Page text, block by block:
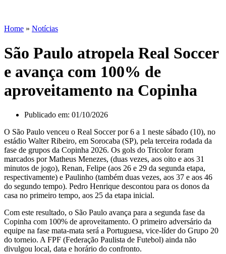
Home » Notícias
São Paulo atropela Real Soccer
e avança com 100% de
aproveitamento na Copinha
Publicado em: 01/10/2026
O São Paulo venceu o Real Soccer por 6 a 1 neste sábado (10), no
estádio Walter Ribeiro, em Sorocaba (SP), pela terceira rodada da
fase de grupos da Copinha 2026. Os gols do Tricolor foram
marcados por Matheus Menezes, (duas vezes, aos oito e aos 31
minutos de jogo), Renan, Felipe (aos 26 e 29 da segunda etapa,
respectivamente) e Paulinho (também duas vezes, aos 37 e aos 46
do segundo tempo). Pedro Henrique descontou para os donos da
casa no primeiro tempo, aos 25 da etapa inicial.
Com este resultado, o São Paulo avança para a segunda fase da
Copinha com 100% de aproveitamento. O primeiro adversário da
equipe na fase mata-mata será a Portuguesa, vice-líder do Grupo 20
do torneio. A FPF (Federação Paulista de Futebol) ainda não
divulgou local, data e horário do confronto.